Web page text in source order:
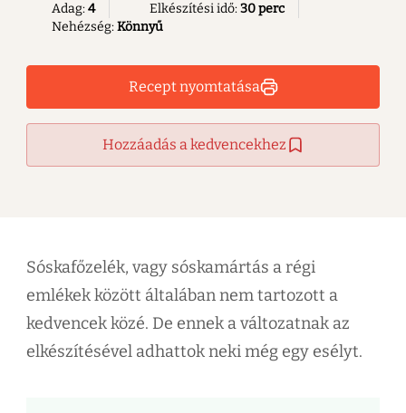
Adag:4 Elkészítési idő:30 perc
Nehézség:Könnyű
Recept nyomtatása
Hozzáadás a kedvencekhez
Sóskafőzelék, vagy sóskamártás a régi
emlékek között általában nem tartozott a
kedvencek közé. De ennek a változatnak az
elkészítésével adhattok neki még egy esélyt.